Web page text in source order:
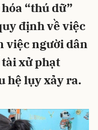
“thú dữ”
định về việc
việc người dân
xử phạt
hệ lụy xảy ra.
Hủy Gửi